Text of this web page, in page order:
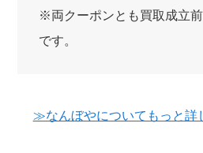
※両クーポンとも買取成立
です。
≫なんぼやについてもっと詳